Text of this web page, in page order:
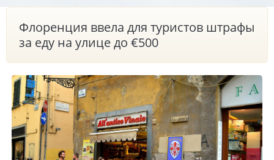
Флоренция ввела для туристов штрафы
за еду на улице до €500